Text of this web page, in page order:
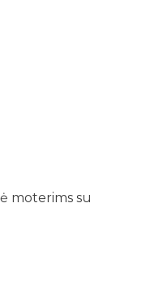
moterims su